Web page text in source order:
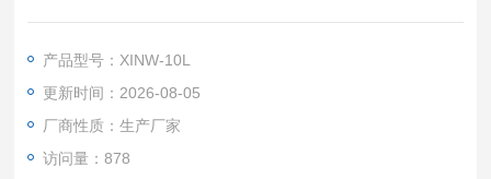
类；除锈剂、杀虫药类；碳水化合物类；乳制品类；血和鱼制品
散性，流动性和溶解性。这是由于在瞬间完成干燥，产品能保持
均匀的细小粒状。
产品型号：XINW-10L
更新时间：2026-08-05
厂商性质：生产厂家
访问量：878